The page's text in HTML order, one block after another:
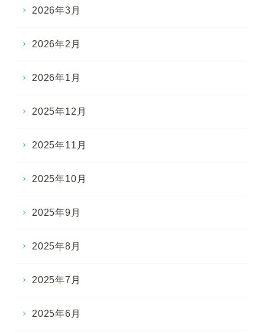
2026年3月
2026年2月
2026年1月
2025年12月
2025年11月
2025年10月
2025年9月
2025年8月
2025年7月
2025年6月